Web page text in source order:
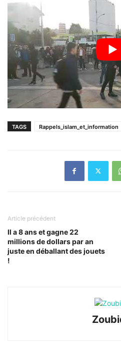
TAGS Rappels_islam_et_information
Article précédent
Il a 8 ans et gagne 22
millions de dollars par an
juste en déballant des jouets
!